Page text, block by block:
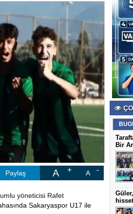
Paylaş A A
yöneticisi Rafet
Sakaryaspor U17 ile
Bir